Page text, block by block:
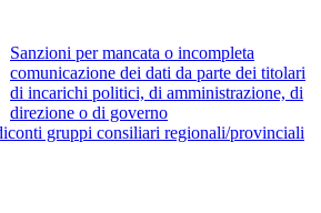
Sanzioni per mancata o incompleta
comunicazione dei dati da parte dei titolari
di incarichi politici, di amministrazione, di
direzione o di governo
gruppi consiliari regionali/provinciali